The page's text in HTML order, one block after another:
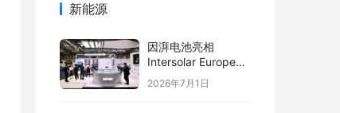
新能源
因湃电池亮相
Intersolar Europe
2026:以车规级安全
推动全球储能产业标
2026年7月1日